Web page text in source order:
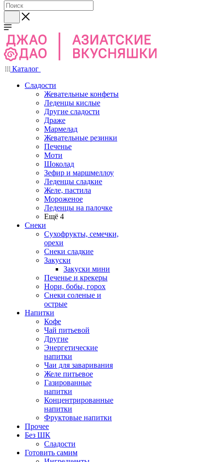
Каталог
Сладости
Жевательные конфеты
Леденцы кислые
Другие сладости
Драже
Мармелад
Жевательные резинки
Печенье
Моти
Шоколад
Зефир и маршмеллоу
Леденцы сладкие
Желе, пастила
Мороженое
Леденцы на палочке
Ещё 4
Снеки
Сухофрукты, семечки,
орехи
Снеки сладкие
Закуски
Закуски мини
Печенье и крекеры
Нори, бобы, горох
Снеки соленые и
острые
Напитки
Кофе
Чай питьевой
Другие
Энергетические
напитки
Чаи для заваривания
Желе питьевое
Газированные
напитки
Концентрированные
напитки
Фруктовые напитки
Прочее
Без ШК
Сладости
Готовить самим